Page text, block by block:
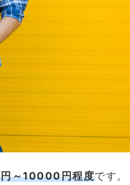
～10000円程度です。